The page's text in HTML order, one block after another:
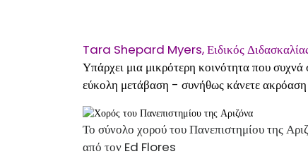
Tara Shepard Myers, Ειδικός
Υπάρχει μια μικρότερη κοινότητα που
εύκολη μετάβαση - συνήθως κάνετε
Το σύνολο χορού του Πανεπιστημίου της
από τον Ed Flores